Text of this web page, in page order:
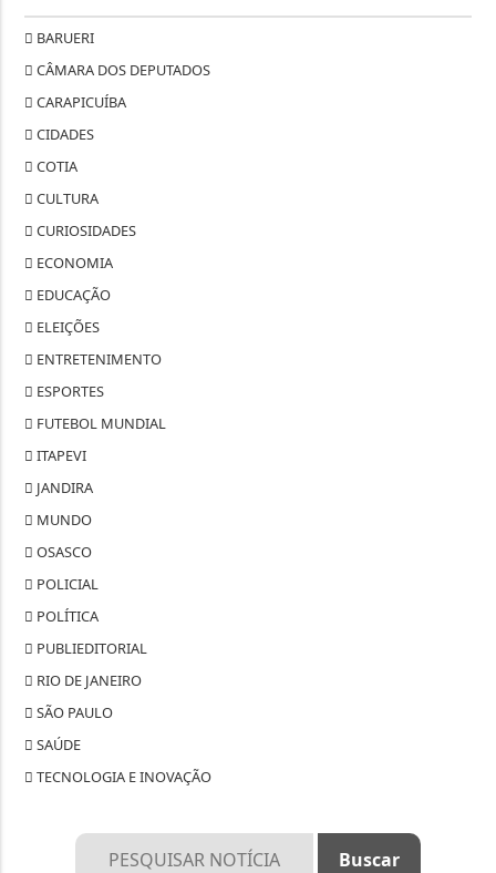
BARUERI
CÂMARA DOS DEPUTADOS
CARAPICUÍBA
CIDADES
COTIA
CULTURA
CURIOSIDADES
ECONOMIA
EDUCAÇÃO
ELEIÇÕES
ENTRETENIMENTO
ESPORTES
FUTEBOL MUNDIAL
ITAPEVI
JANDIRA
MUNDO
OSASCO
POLICIAL
POLÍTICA
PUBLIEDITORIAL
RIO DE JANEIRO
SÃO PAULO
SAÚDE
TECNOLOGIA E INOVAÇÃO